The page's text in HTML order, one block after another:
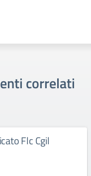
correlati
Flc Cgil